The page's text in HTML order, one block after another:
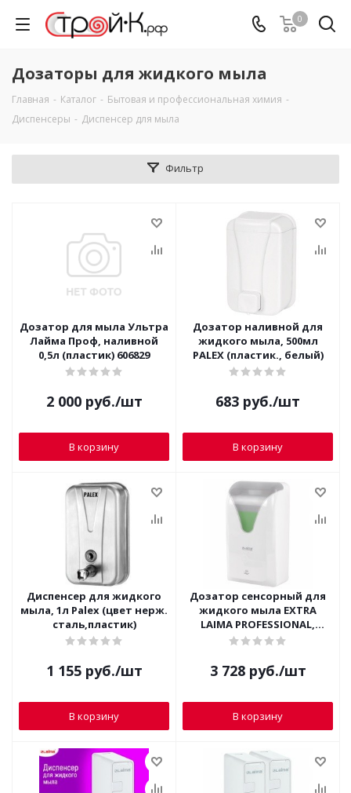
0
Дозаторы для жидкого мыла
Главная - Каталог - Бытовая и профессиональная химия -
Диспенсеры - Диспенсер для мыла
Фильтр
Дозатор для мыла Ультра
Лайма Проф, наливной
0,5л (пластик) 606829
2 000руб./шт
В корзину
Дозатор наливной для
жидкого мыла, 500мл
PALEX (пластик., белый)
683 руб./шт
В корзину
Диспенсер для жидкого
мыла, 1л Palex (цвет нерж.
сталь,пластик)
1 155руб./шт
В корзину
Дозатор сенсорный для
жидкого мыла EXTRA
LAIMA PROFESSIONAL,
наливной, 1 л., белый, ABS,
3 728руб./шт
В корзину